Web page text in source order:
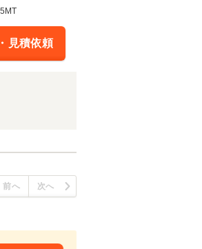
見積依頼
前へ 次へ